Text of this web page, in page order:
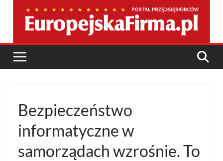
Bezpieczeństwo
informatyczne w
samorządach wzrośnie. To